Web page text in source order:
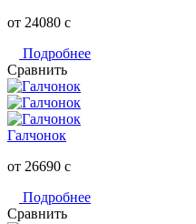
от 24080 c
Подробнее
Сравнить
Галчонок
от 26690 c
Подробнее
Сравнить